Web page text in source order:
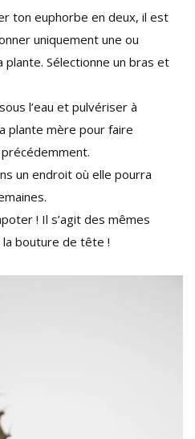
ton euphorbe en deux, il est
uniquement une ou
Sélectionne un bras et
l’eau et pulvériser à
plante mère pour faire
un endroit où elle pourra
! Il s’agit des mêmes
bouture de tête !